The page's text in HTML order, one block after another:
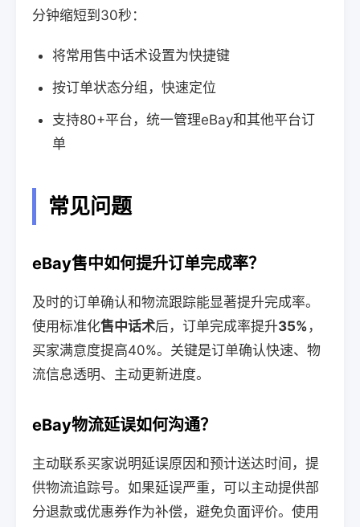
分钟缩短到30秒：
将常用售中话术设置为快捷键
按订单状态分组，快速定位
支持80+平台，统一管理eBay和其他平台订
单
常见问题
eBay售中如何提升订单完成率？
及时的订单确认和物流跟踪能显著提升完成率。
使用标准化售中话术后，订单完成率提升35% ，
买家满意度提高40%。关键是订单确认快速、物
流信息透明、主动更新进度。
eBay物流延误如何沟通？
主动联系买家说明延误原因和预计送达时间，提
供物流追踪号。如果延误严重，可以主动提供部
分退款或优惠券作为补偿，避免负面评价。使用